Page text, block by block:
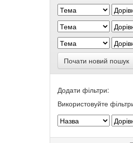
Почати новий пошук
Додати фільтри:
Використовуйте